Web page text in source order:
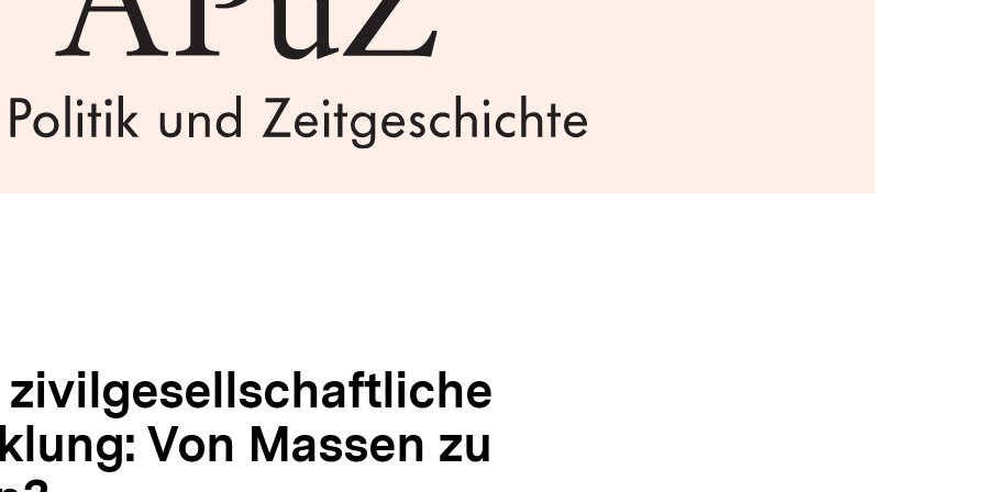
zivilgesellschaftliche
Von Massen zu